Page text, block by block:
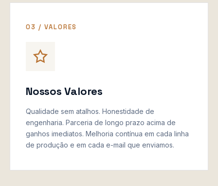
03 / VALORES
Nossos Valores
Qualidade sem atalhos. Honestidade de
engenharia. Parceria de longo prazo acima de
ganhos imediatos. Melhoria contínua em cada linha
de produção e em cada e-mail que enviamos.